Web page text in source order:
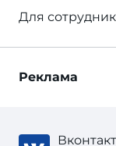
Для
Реклама